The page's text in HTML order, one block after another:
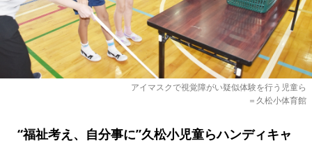
アイマスクで視覚障がい疑似体験を行う児童ら
＝久松小体育館
“福祉考え、自分事に”久松小児童らハンディキャ